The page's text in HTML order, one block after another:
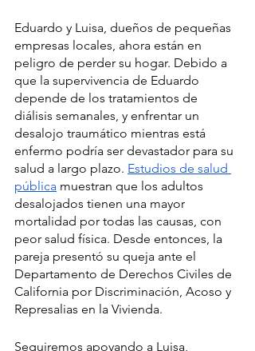
Eduardo y Luisa, dueños de pequeñas
empresas locales, ahora están en
peligro de perder su hogar. Debido a
que la supervivencia de Eduardo
depende de los tratamientos de
diálisis semanales, y enfrentar un
desalojo traumático mientras está
enfermo podría ser devastador para su
salud a largo plazo. Estudios de salud
pública muestran que los adultos
desalojados tienen una mayor
mortalidad por todas las causas, con
peor salud física. Desde entonces, la
pareja presentó su queja ante el
Departamento de Derechos Civiles de
California por Discriminación, Acoso y
Represalias en la Vivienda.
Seguiremos apoyando a Luisa,